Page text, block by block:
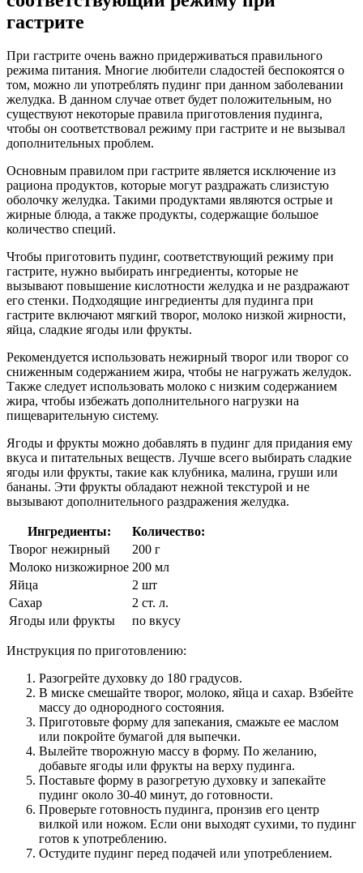
гастрите
При гастрите очень важно придерживаться правильного
режима питания. Многие любители сладостей беспокоятся о
том, можно ли употреблять пудинг при данном заболевании
желудка. В данном случае ответ будет положительным, но
существуют некоторые правила приготовления пудинга,
чтобы он соответствовал режиму при гастрите и не вызывал
дополнительных проблем.
Основным правилом при гастрите является исключение из
рациона продуктов, которые могут раздражать слизистую
оболочку желудка. Такими продуктами являются острые и
жирные блюда, а также продукты, содержащие большое
количество специй.
Чтобы приготовить пудинг, соответствующий режиму при
гастрите, нужно выбирать ингредиенты, которые не
вызывают повышение кислотности желудка и не раздражают
его стенки. Подходящие ингредиенты для пудинга при
гастрите включают мягкий творог, молоко низкой жирности,
яйца, сладкие ягоды или фрукты.
Рекомендуется использовать нежирный творог или творог со
сниженным содержанием жира, чтобы не нагружать желудок.
Также следует использовать молоко с низким содержанием
жира, чтобы избежать дополнительного нагрузки на
пищеварительную систему.
Ягоды и фрукты можно добавлять в пудинг для придания ему
вкуса и питательных веществ. Лучше всего выбирать сладкие
ягоды или фрукты, такие как клубника, малина, груши или
бананы. Эти фрукты обладают нежной текстурой и не
вызывают дополнительного раздражения желудка.
Ингредиенты:
Количество:
Творог нежирный
200 г
Молоко низкожирное 200 мл
Яйца
2 шт
Сахар
2 ст. л.
Ягоды или фрукты
по вкусу
Инструкция по приготовлению:
Разогрейте духовку до 180 градусов.
В миске смешайте творог, молоко, яйца и сахар. Взбейте
массу до однородного состояния.
Приготовьте форму для запекания, смажьте ее маслом
или покройте бумагой для выпечки.
Вылейте творожную массу в форму. По желанию,
добавьте ягоды или фрукты на верху пудинга.
Поставьте форму в разогретую духовку и запекайте
пудинг около 30-40 минут, до готовности.
Проверьте готовность пудинга, пронзив его центр
вилкой или ножом. Если они выходят сухими, то пудинг
готов к употреблению.
Остудите пудинг перед подачей или употреблением.